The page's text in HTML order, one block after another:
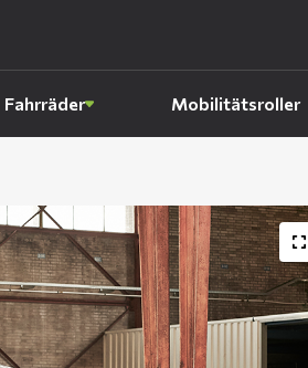
Fahrräder Mobilitätsroller